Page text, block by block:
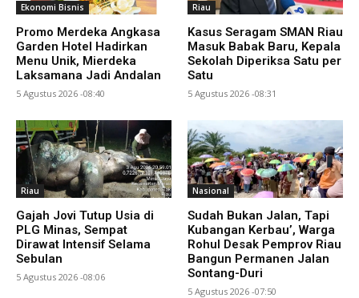
Ekonomi Bisnis
Promo Merdeka Angkasa
Garden Hotel Hadirkan
Menu Unik, Mierdeka
Laksamana Jadi Andalan
5 Agustus 2026 -08:40
Riau
Kasus Seragam SMAN Riau
Masuk Babak Baru, Kepala
Sekolah Diperiksa Satu per
Satu
5 Agustus 2026 -08:31
Riau
Gajah Jovi Tutup Usia di
PLG Minas, Sempat
Dirawat Intensif Selama
Sebulan
5 Agustus 2026 -08:06
Nasional
Sudah Bukan Jalan, Tapi
Kubangan Kerbau’, Warga
Rohul Desak Pemprov Riau
Bangun Permanen Jalan
Sontang-Duri
5 Agustus 2026 -07:50